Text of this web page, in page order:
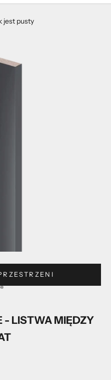
jest pusty
do 1
do 2
Przejdź do 3
- LISTWA MIĘDZY